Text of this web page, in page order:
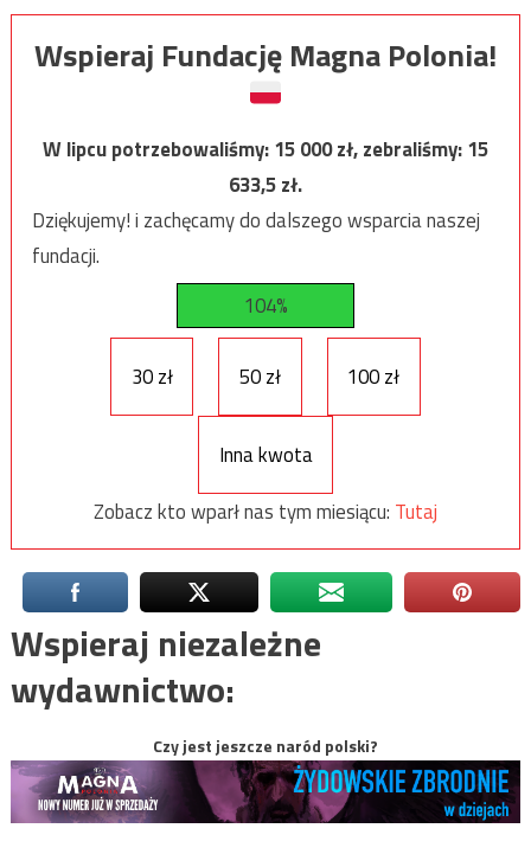
Wspieraj Fundację Magna Polonia!
W lipcu potrzebowaliśmy:15 000zł, zebraliśmy:15
633,5zł.
Dziękujemy! i zachęcamy do dalszego wsparcia naszej
fundacji.
104%
30 zł 50 zł 100 zł
Inna kwota
Zobacz kto wparł nas tym miesiącu: Tutaj
Wspieraj niezależne
wydawnictwo:
Czy jest jeszcze naród polski?